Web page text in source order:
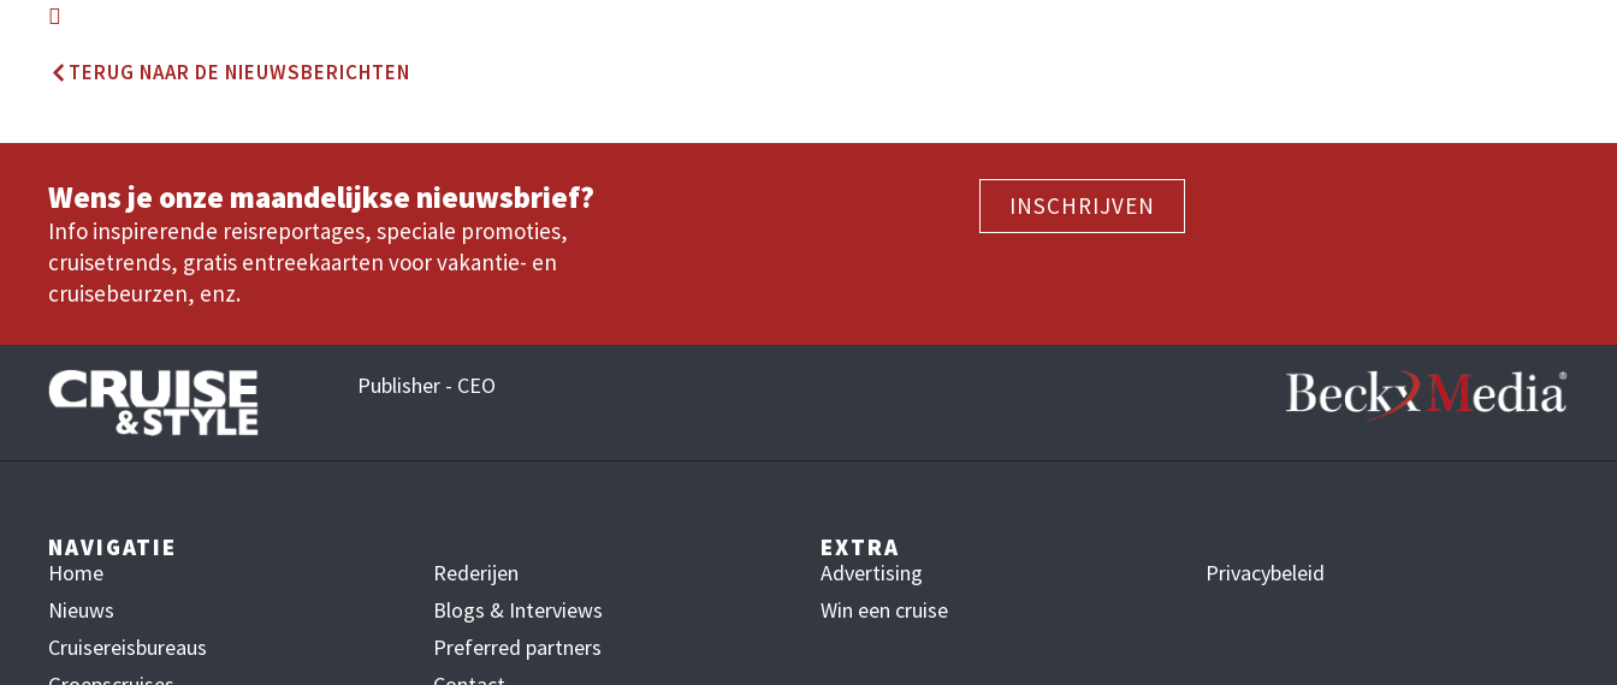
TERUG NAAR DE NIEUWSBERICHTEN
Wens je onze maandelijkse nieuwsbrief?
Info inspirerende reisreportages, speciale promoties,
cruisetrends, gratis entreekaarten voor vakantie- en
cruisebeurzen, enz.
INSCHRIJVEN
Publisher - CEO
NAVIGATIE
Home
Nieuws
Cruisereisbureaus
Rederijen
Blogs & Interviews
Preferred partners
EXTRA
Advertising
Win een cruise
Privacybeleid